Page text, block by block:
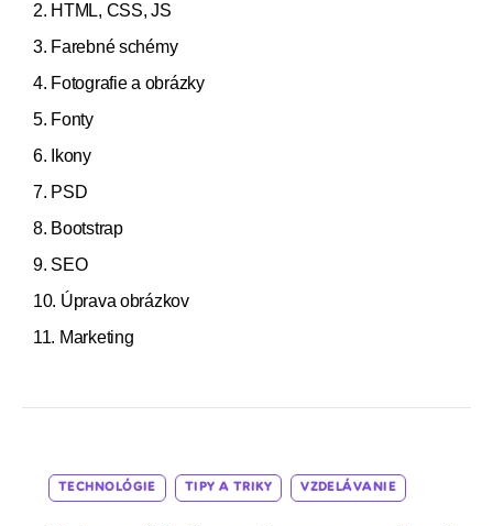
2. HTML, CSS, JS
3. Farebné schémy
4. Fotografie a obrázky
5. Fonty
6. Ikony
7. PSD
8. Bootstrap
9. SEO
10. Úprava obrázkov
11. Marketing
Categories
TECHNOLÓGIE TIPY A TRIKY VZDELÁVANIE